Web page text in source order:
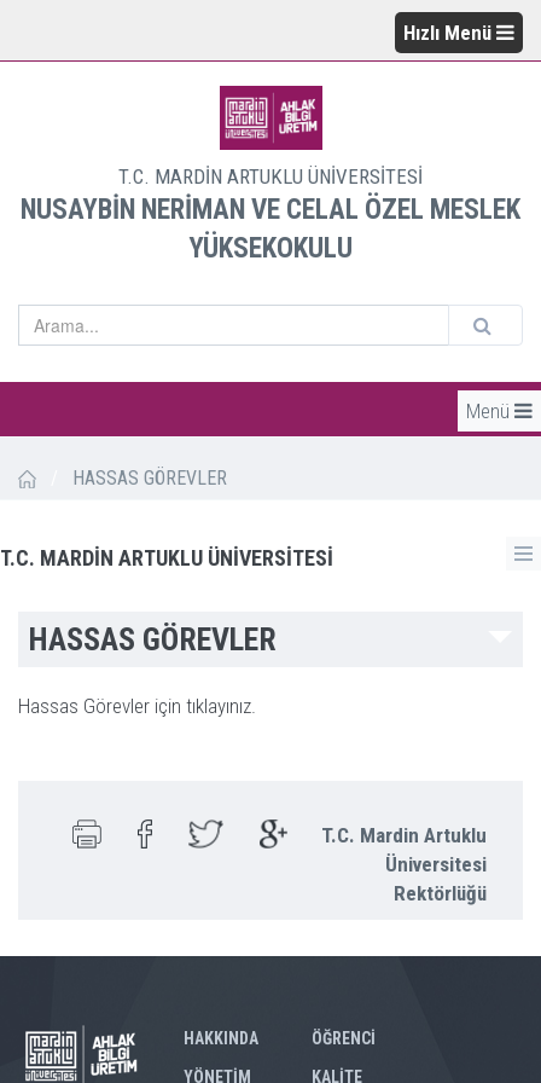
Hızlı Menü
T.C. MARDİN ARTUKLU ÜNİVERSİTESİ
NUSAYBİN NERİMAN VE CELAL ÖZEL MESLEK
YÜKSEKOKULU
Menü
HASSAS GÖREVLER
T.C. MARDİN ARTUKLU ÜNİVERSİTESİ
HASSAS GÖREVLER
Hassas Görevler için tıklayınız.
T.C. Mardin Artuklu
Üniversitesi
Rektörlüğü
HAKKINDA
YÖNETİM
ÖĞRENCİ
KALİTE